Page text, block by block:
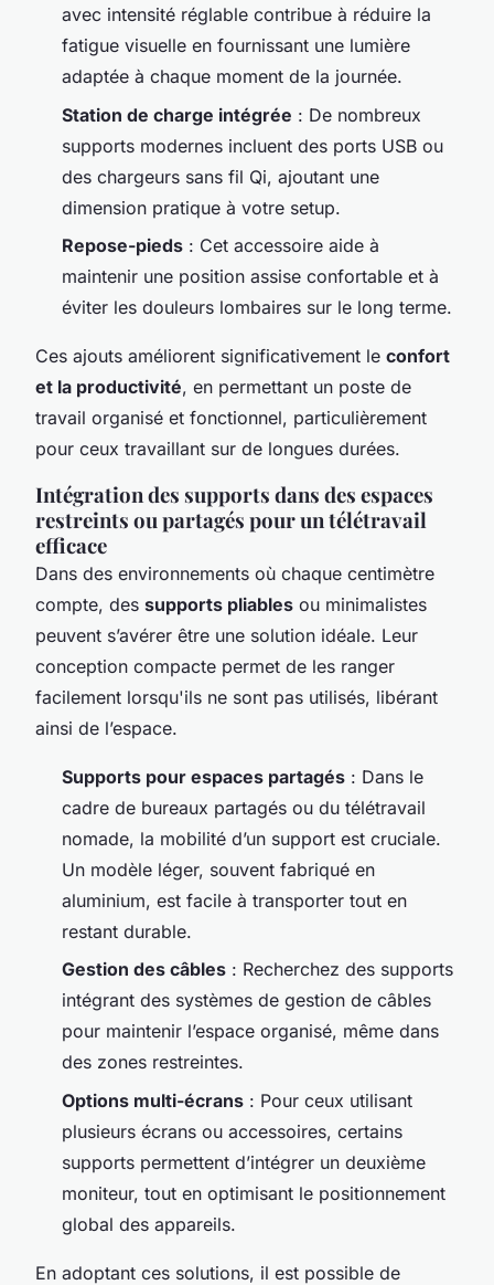
avec intensité réglable contribue à réduire la
fatigue visuelle en fournissant une lumière
adaptée à chaque moment de la journée.
Station de charge intégrée : De nombreux
supports modernes incluent des ports USB ou
des chargeurs sans fil Qi, ajoutant une
dimension pratique à votre setup.
Repose-pieds : Cet accessoire aide à
maintenir une position assise confortable et à
éviter les douleurs lombaires sur le long terme.
Ces ajouts améliorent significativement le confort
et la productivité, en permettant un poste de
travail organisé et fonctionnel, particulièrement
pour ceux travaillant sur de longues durées.
Intégration des supports dans des espaces
restreints ou partagés pour un télétravail
efficace
Dans des environnements où chaque centimètre
compte, des supports pliables ou minimalistes
peuvent s’avérer être une solution idéale. Leur
conception compacte permet de les ranger
facilement lorsqu'ils ne sont pas utilisés, libérant
ainsi de l’espace.
Supports pour espaces partagés : Dans le
cadre de bureaux partagés ou du télétravail
nomade, la mobilité d’un support est cruciale.
Un modèle léger, souvent fabriqué en
aluminium, est facile à transporter tout en
restant durable.
Gestion des câbles : Recherchez des supports
intégrant des systèmes de gestion de câbles
pour maintenir l’espace organisé, même dans
des zones restreintes.
Options multi-écrans : Pour ceux utilisant
plusieurs écrans ou accessoires, certains
supports permettent d’intégrer un deuxième
moniteur, tout en optimisant le positionnement
global des appareils.
En adoptant ces solutions, il est possible de